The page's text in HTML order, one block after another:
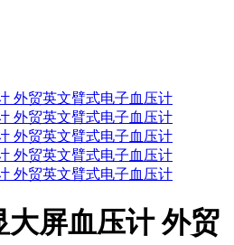
大屏血压计 外贸